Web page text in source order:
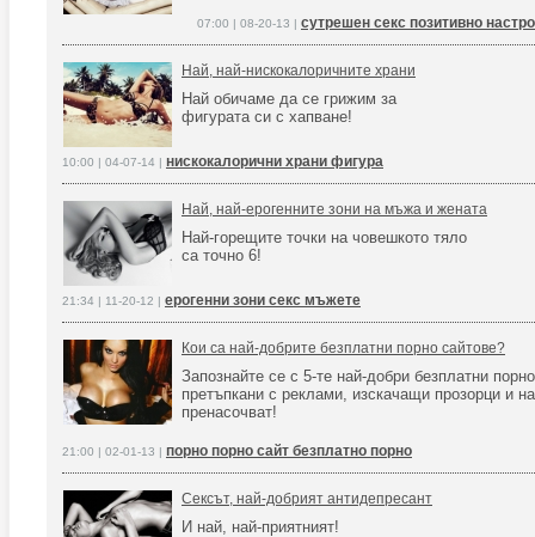
07:00 | 08-20-13 | сутрешен секс позитивно
Най, най-нискокалоричните храни
Най обичаме да се грижим за
фигурата си с хапване!
10:00 | 04-07-14 | нискокалорични храни фигура
Най, най-ерогенните зони на мъжа и жената
Най-горещите точки на човешкото тяло
са точно 6!
21:34 | 11-20-12 | ерогенни зони секс мъжете
Кои са най-добрите безплатни порно сайтове?
Запознайте се с 5-те най-добри безплатни
претъпкани с реклами, изскачащи прозорци и
пренасочват!
21:00 | 02-01-13 | порно порно сайт безплатно порно
Сексът, най-добрият антидепресант
И най, най-приятният!